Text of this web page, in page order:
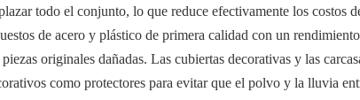
todo el conjunto, lo que reduce efectivamente los costos
de acero y plástico de primera calidad con un
originales dañadas. Las cubiertas decorativas y las
como protectores para evitar que el polvo y la lluvia